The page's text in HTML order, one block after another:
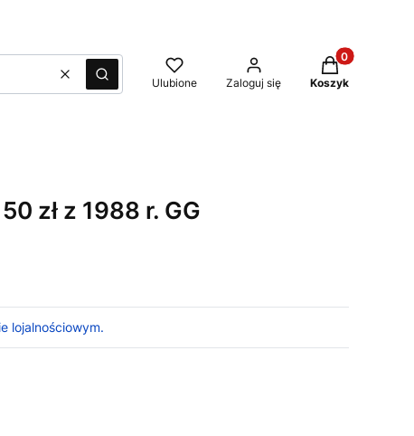
WyczyśćSzukaj Ulubione Zaloguj się
Produkty w
Koszyk
zł z 1988 r. GG
lojalnościowym.